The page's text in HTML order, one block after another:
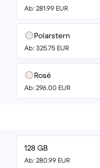
Ab: 281.99 EUR
Polarstern
Ab: 325.75 EUR
Rosé
Ab: 296.00 EUR
128 GB
Ab: 280.99 EUR